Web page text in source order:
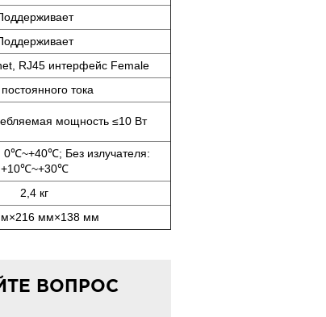
RJ45 интерфейс Female
тока
мощность ≤10 Вт
0℃~+40℃; Без излучателя:
+10℃~+30℃
2,4 кг
мм×138 мм
ВОПРОС